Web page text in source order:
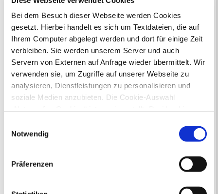
Bei dem Besuch dieser Webseite werden Cookies
gesetzt. Hierbei handelt es sich um Textdateien, die auf
Ihrem Computer abgelegt werden und dort für einige Zeit
verbleiben. Sie werden unserem Server und auch
Servern von Externen auf Anfrage wieder übermittelt. Wir
verwenden sie, um Zugriffe auf unserer Webseite zu
analysieren, Dienstleistungen zu personalisieren und
soziale Medien anzubieten. Die Cookie-Auswahl
Drittländern (USA) mit unzureichendem
Datenschutzniveau verarbeiten. Es besteht die Gefahr,
dass diese zu Kontroll- und Überwachungszwecken von
anderen missbraucht werden, ohne dass Sie sich mit
Arten von Cookies genau gesetzt werden, wie lang sie
Notwendig
Präferenzen
Ausweisstatus
Defekte Straßenbeleuchtung melden
Veranstaltungskalender
August 2026
Mo
Di Mi Do Fr Sa
So
1
2
3
4 5 7 8
17
18 19 20 21 22
23